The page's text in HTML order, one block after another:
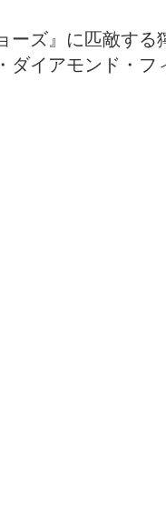
ーズ』に匹敵する
ダイアモンド・